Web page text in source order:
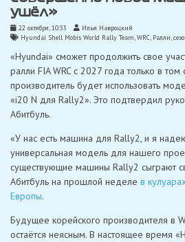
ушёл»
22 октября, 10:33
Илья Навроцкий
Hyundai Shell Mobis World Rally Team,WRC, Ралли,
«Hyundai» сможет продолжить свое
ралли FIA WRC с 2027 года только в том
производитель будет использовать
«i20 N для Rally2». Это подтвердил
Абитбуль.
«У нас есть машина для Rally2, и я
универсальная модель для нашего
существующие машины Rally2 сыграют
Абитбуль на прошлой неделе в
Европы.
Будущее корейского производителя в
остаётся неясным. В настоящее время